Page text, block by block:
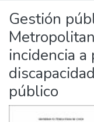
Estadísticas Externas
Manuales
Gestión
incidencia a
público